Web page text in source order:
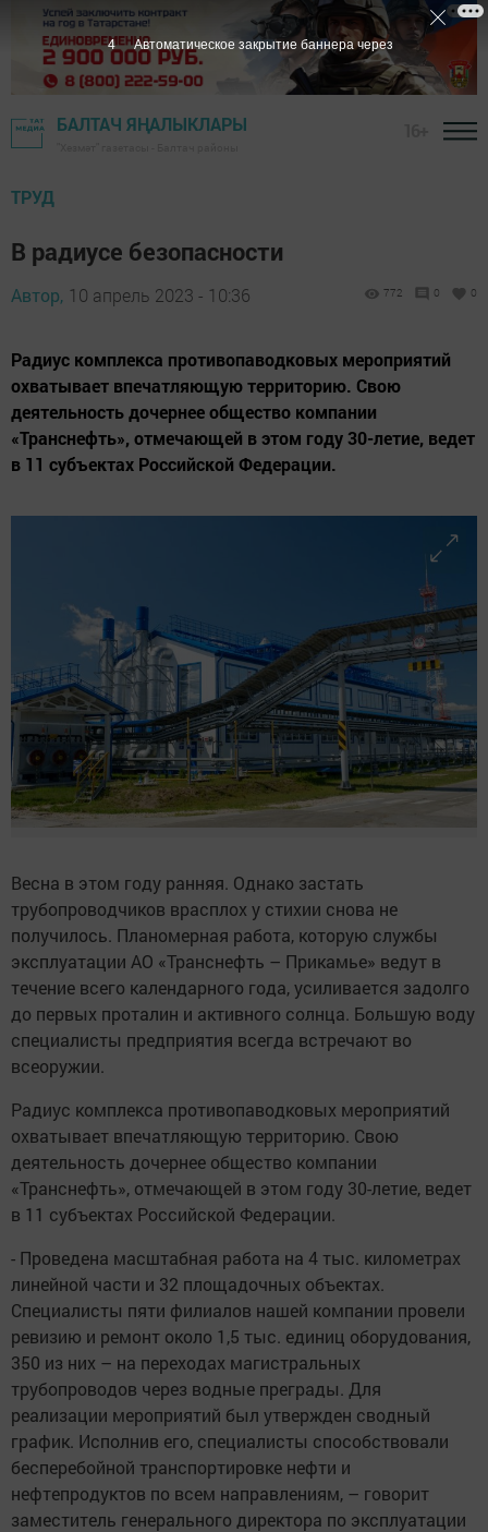
БАЛТАЧ ЯҢАЛЫКЛАРЫ
ТРУД
В радиусе безопасности
Автор, 10 апрель 2023 - 10:36 772 0 0
Радиус комплекса противопаводковых мероприятий
охватывает впечатляющую территорию. Свою
деятельность дочернее общество компании
«Транснефть», отмечающей в этом году 30-летие, ведет
в 11 субъектах Российской Федерации.
Весна в этом году ранняя. Однако застать
трубопроводчиков врасплох у стихии снова не
получилось. Планомерная работа, которую службы
эксплуатации АО «Транснефть – Прикамье» ведут в
течение всего календарного года, усиливается задолго
до первых проталин и активного солнца. Большую воду
специалисты предприятия всегда встречают во
всеоружии.
Радиус комплекса противопаводковых мероприятий
охватывает впечатляющую территорию. Свою
деятельность дочернее общество компании
«Транснефть», отмечающей в этом году 30-летие, ведет
в 11 субъектах Российской Федерации.
- Проведена масштабная работа на 4 тыс. километрах
линейной части и 32 площадочных объектах.
Специалисты пяти филиалов нашей компании провели
ревизию и ремонт около 1,5 тыс. единиц оборудования,
350 из них – на переходах магистральных
трубопроводов через водные преграды. Для
реализации мероприятий был утвержден сводный
график. Исполнив его, специалисты способствовали
бесперебойной транспортировке нефти и
нефтепродуктов по всем направлениям, – говорит
заместитель генерального директора по эксплуатации
3 Автоматическое закрытие баннера через